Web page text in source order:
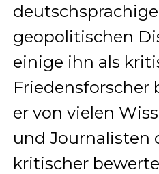
geopolitischen
einige ihn als
Friedensforscher
er von vielen
und Journalisten
kritischer